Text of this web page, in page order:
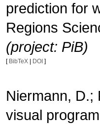
prediction for
Regions
(project: PiB)
[ BibTeX| DOI ]
Niermann, D.;
visual